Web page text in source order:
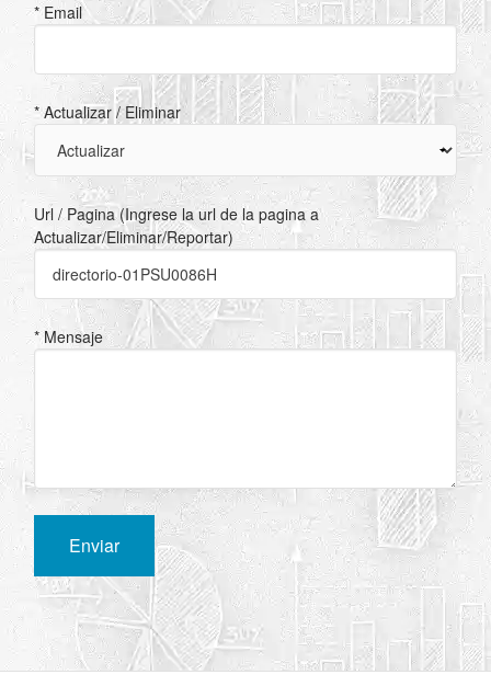
* Email
* Actualizar / Eliminar
Url / Pagina (Ingrese la url de la pagina a
Actualizar/Eliminar/Reportar)
* Mensaje
Enviar